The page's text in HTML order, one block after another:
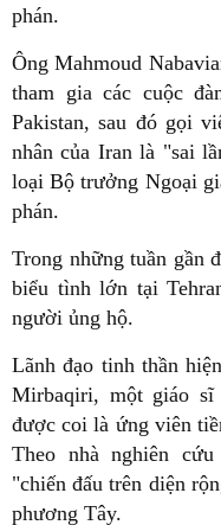
phán.
Ông Mahmoud
tham gia các cuộc
Pakistan, sau đó gọi
nhân của Iran là "sai
loại Bộ trưởng Ngoại
phán.
Trong những tuần gần
biểu tình lớn tại
người ủng hộ.
Lãnh đạo tinh thần
Mirbaqiri, một giáo
được coi là ứng viên
Theo nhà nghiên
"chiến đấu trên diện
phương Tây.